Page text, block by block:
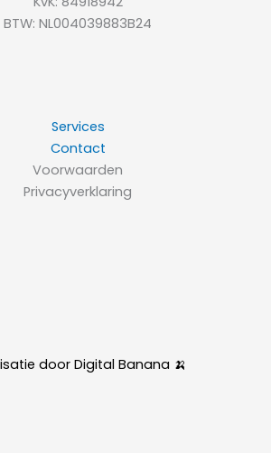
BTW: NL004039883B24
Services
Contact
Voorwaarden
Privacyverklaring
door Digital Banana 🍌